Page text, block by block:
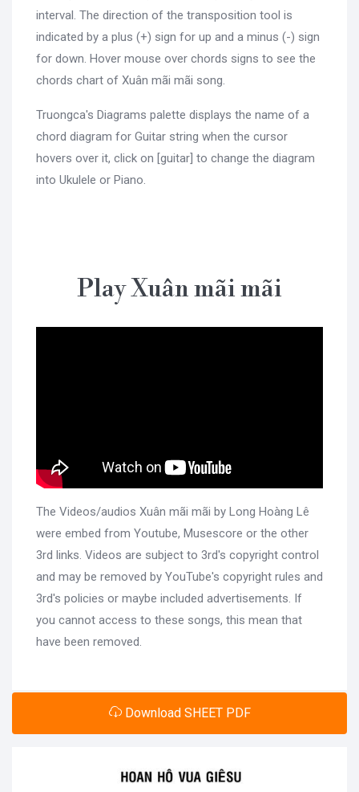
interval. The direction of the transposition tool is
indicated by a plus (+) sign for up and a minus (-) sign
for down. Hover mouse over chords signs to see the
chords chart of Xuân mãi mãi song.
Truongca's Diagrams palette displays the name of a
chord diagram for Guitar string when the cursor
hovers over it, click on [guitar] to change the diagram
into Ukulele or Piano.
Play Xuân mãi mãi
The Videos/audios Xuân mãi mãi by Long Hoàng Lê
were embed from Youtube, Musescore or the other
3rd links. Videos are subject to 3rd's copyright control
and may be removed by YouTube's copyright rules and
3rd's policies or maybe included advertisements. If
you cannot access to these songs, this mean that
have been removed.
Download SHEET PDF